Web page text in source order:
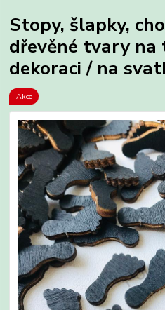
Stopy, šlapky,
dřevěné tvary na
dekoraci / na
Akce